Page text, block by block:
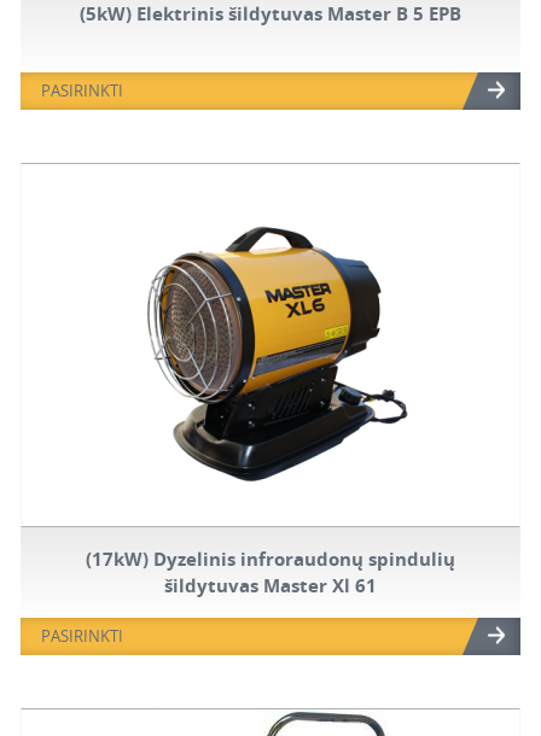
(5kW) Elektrinis šildytuvas Master B 5 EPB
PASIRINKTI
(17kW) Dyzelinis infroraudonų spindulių
šildytuvas Master Xl 61
PASIRINKTI